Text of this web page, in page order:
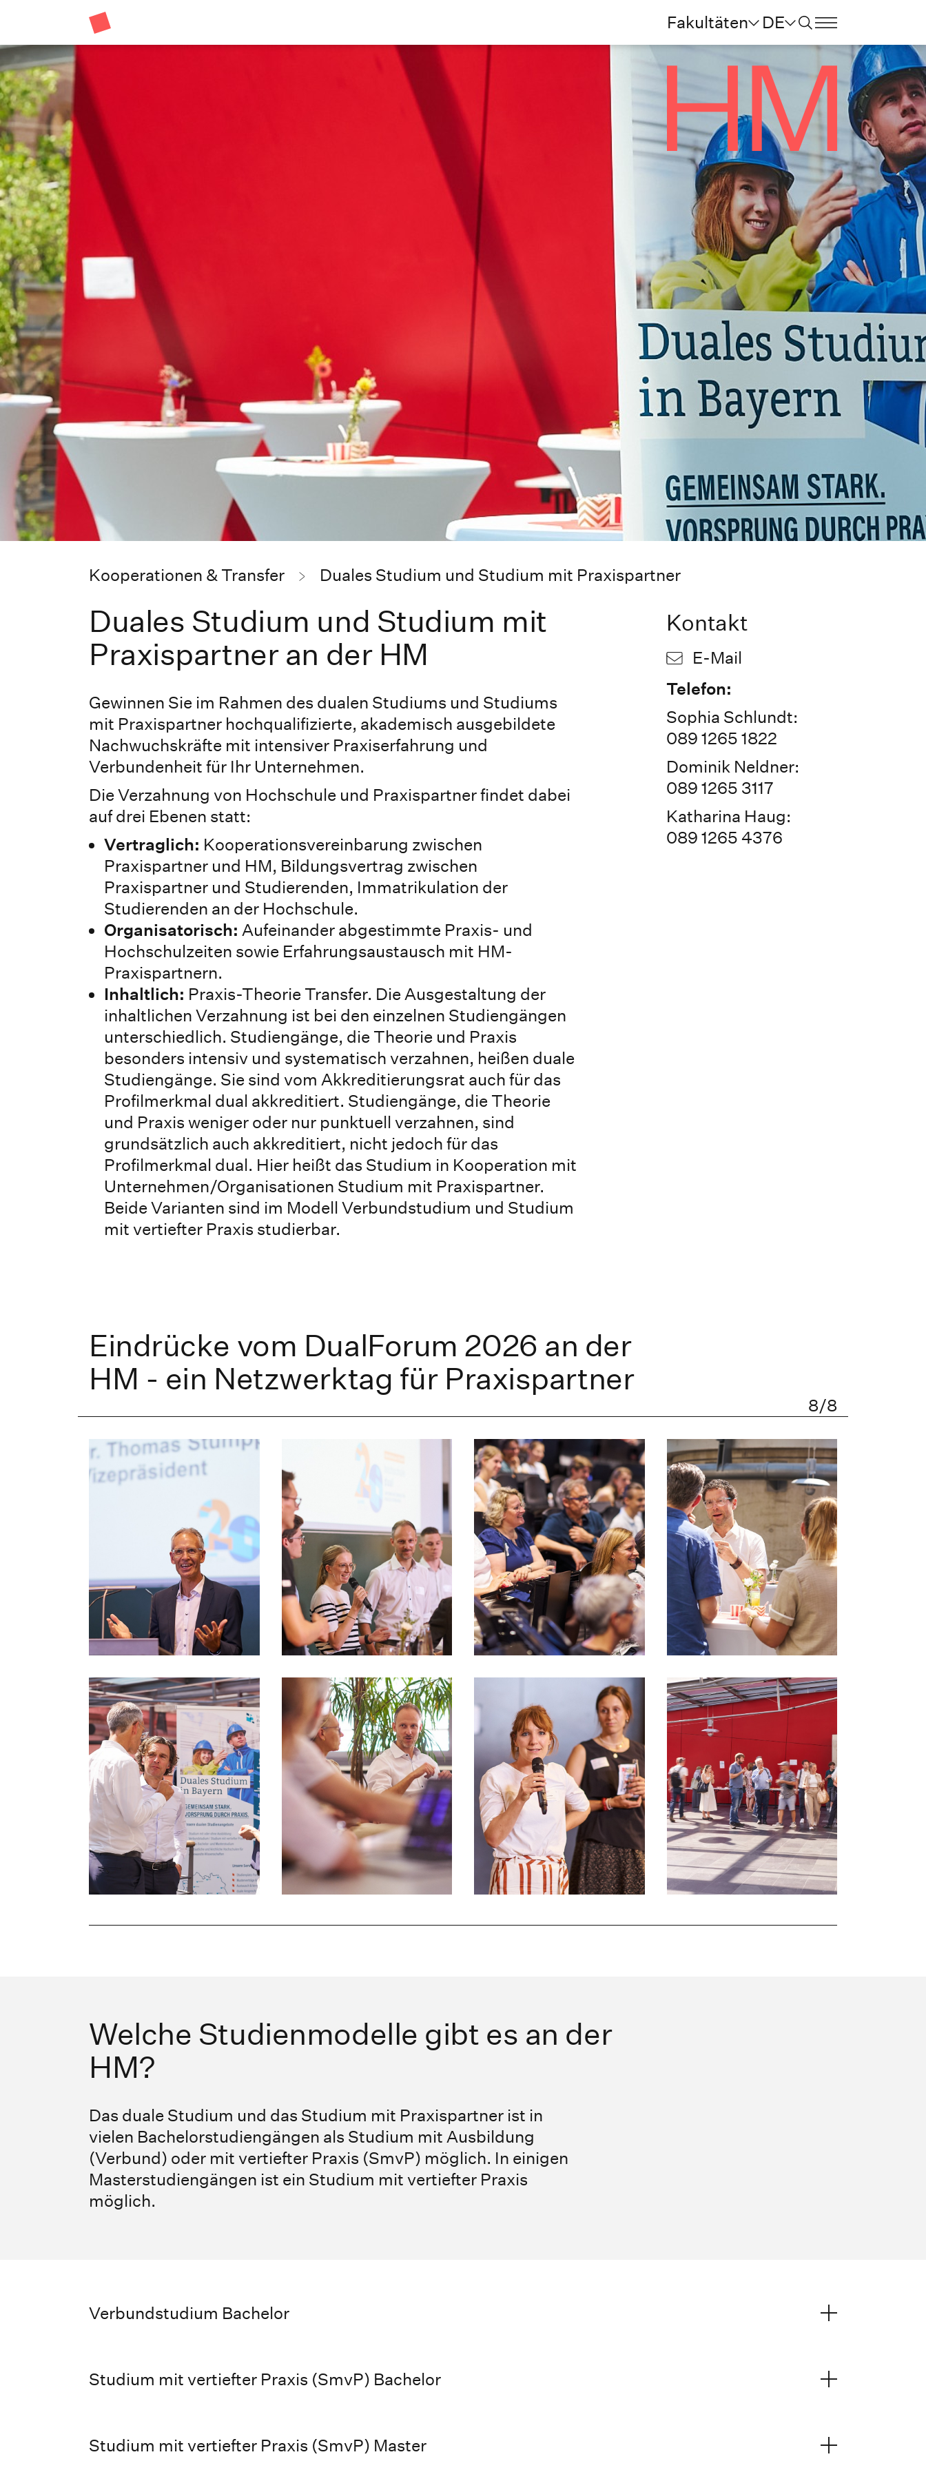
Fakultäten DE
Kooperationen & Transfer Duales Studium und Studium mit Praxispartner
Duales Studium und Studium mit
Praxispartner an der HM
Gewinnen Sie im Rahmen des dualen Studiums und Studiums
mit Praxispartner hochqualifizierte, akademisch ausgebildete
Nachwuchskräfte mit intensiver Praxiserfahrung und
Verbundenheit für Ihr Unternehmen.
Die Verzahnung von Hochschule und Praxispartner findet dabei
auf drei Ebenen statt:
Vertraglich: Kooperationsvereinbarung zwischen
Praxispartner und HM, Bildungsvertrag zwischen
Praxispartner und Studierenden, Immatrikulation der
Studierenden an der Hochschule.
Organisatorisch: Aufeinander abgestimmte Praxis- und
Hochschulzeiten sowie Erfahrungsaustausch mit HM-
Praxispartnern.
Inhaltlich: Praxis-Theorie Transfer. Die Ausgestaltung der
inhaltlichen Verzahnung ist bei den einzelnen Studiengängen
unterschiedlich. Studiengänge, die Theorie und Praxis
besonders intensiv und systematisch verzahnen, heißen duale
Studiengänge. Sie sind vom Akkreditierungsrat auch für das
Profilmerkmal dual akkreditiert. Studiengänge, die Theorie
und Praxis weniger oder nur punktuell verzahnen, sind
grundsätzlich auch akkreditiert, nicht jedoch für das
Profilmerkmal dual. Hier heißt das Studium in Kooperation mit
Unternehmen/Organisationen Studium mit Praxispartner.
Beide Varianten sind im Modell Verbundstudium und Studium
mit vertiefter Praxis studierbar.
Kontakt
E-Mail
Telefon:
Sophia Schlundt:
089 1265 1822
Dominik Neldner:
089 1265 3117
Katharina Haug:
089 1265 4376
Eindrücke vom DualForum 2026 an der
HM - ein Netzwerktag für Praxispartner
8/8
Welche Studienmodelle gibt es an der
HM?
Das duale Studium und das Studium mit Praxispartner ist in
vielen Bachelorstudiengängen als Studium mit Ausbildung
(Verbund) oder mit vertiefter Praxis (SmvP) möglich. In einigen
Masterstudiengängen ist ein Studium mit vertiefter Praxis
möglich.
Verbundstudium Bachelor
Studium mit vertiefter Praxis (SmvP) Bachelor
Studium mit vertiefter Praxis (SmvP) Master